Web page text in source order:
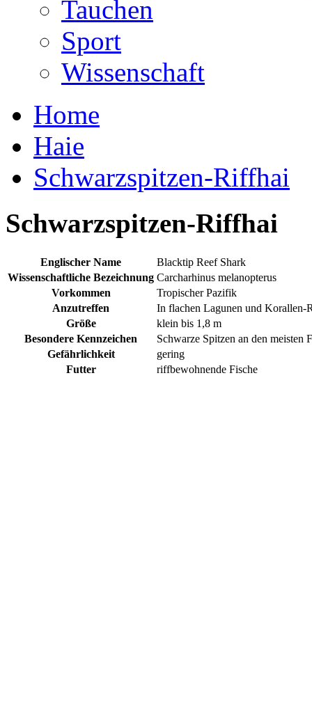
Tauchen
Sport
Wissenschaft
Home
Haie
Schwarzspitzen-Riffhai
Schwarzspitzen-Riffhai
Englischer Name
Blacktip Reef Shark
Wissenschaftliche Bezeichnung Carcharhinus melanopterus
Vorkommen
Tropischer Pazifik
Anzutreffen
In flachen Lagunen und Korallen-
Größe
klein bis 1,8 m
Besondere Kennzeichen
Schwarze Spitzen an den meisten
Gefährlichkeit
gering
Futter
riffbewohnende Fische